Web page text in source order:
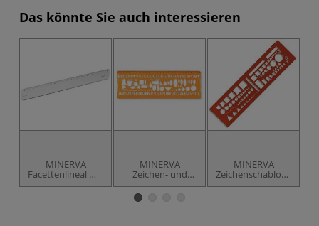
Das könnte Sie auch interessieren
MINERVA
Facettenlineal mit
Tuschekante
MINERVA
Zeichen- und
Schriftschablone
MINERVA
Zeichenschablone
OTAN46